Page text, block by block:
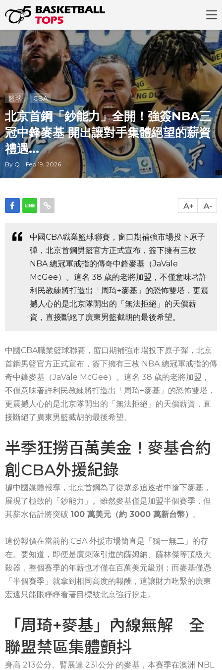
籃球 CBA
北京首鋼「鈔能力」全開！強簽NBA三
冠中鋒麥基 開出讓對手集體絕望的薪資
禮遇...
By Q Feb 19, 2026
中國CBA職業籃球聯賽，窗口期補強市場投下原子
彈，北京首鋼男籃官方正式宣布，簽下擁有三枚
NBA 總冠軍戒指的傳奇中鋒麥基（JaVale
McGee）。這名 38 歲的老將加盟，不僅意味著許
利民教練將打造出「周琦+麥基」的恐怖雙塔，更震
撼人心的是北京隊開出的「無法拒絕」的天價薪
資，直接斷絕了廣東男籃截胡的最後希望。
中國CBA職業籃球聯賽，窗口期補強市場投下原子彈，北京
首鋼男籃官方正式宣布，簽下擁有三枚 NBA 總冠軍戒指的傳
奇中鋒麥基（JaVale McGee）。這名 38 歲的老將加盟，
不僅意味著許利民教練將打造出「周琦+麥基」的恐怖雙塔，
更震撼人心的是北京隊開出的「無法拒絕」的天價薪資，直
接斷絕了廣東男籃截胡的最後希望。
半季狂撈百萬美金！麥基合約
創CBA外援紀錄
據中國媒體報導，北京首鋼為了從眾多追逐者中搶下麥基，
展現了極致的「鈔能力」。雖然麥基僅是加盟半個賽季，但
其薪水估計將突破 100 萬美元（約 3000 萬新台幣） 。
這份報價在當前的 CBA 外援市場簡直是「獨一無二」的存
在。要知道，即便是廣東隊引進的薩姆納、薩林傑等頂級大
殺器，整個賽季的年薪也才僅在百萬美元級別；而麥基僅憑
「半個賽季」就拿到相同高度的報酬，這讓財力吃緊的廣東
宏遠只能眼睜睜看著目標被北京強行挖走。
「周琦+麥基」內線無解 全
聯盟禁區集體顫抖
身高 213公分、臂展達 231公分 的麥基，本賽季在澳洲 NBL